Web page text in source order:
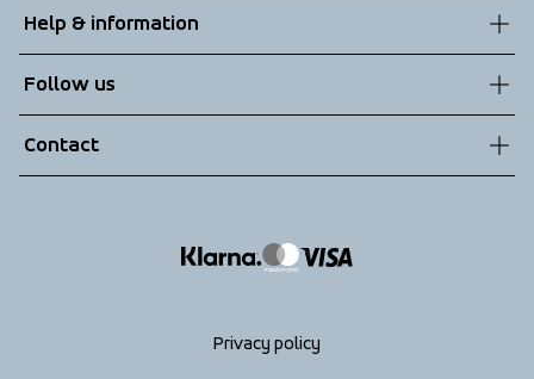
Sustainability
Technologies
Help & information
Terms & Conditions
Returns
Follow us
Contact
Privacy policy